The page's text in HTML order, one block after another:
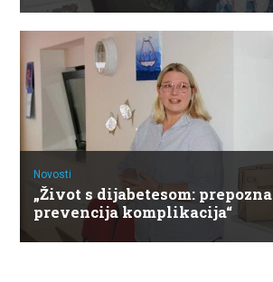
Novosti
„Život s dijabetesom:
prevencija komplikacija“